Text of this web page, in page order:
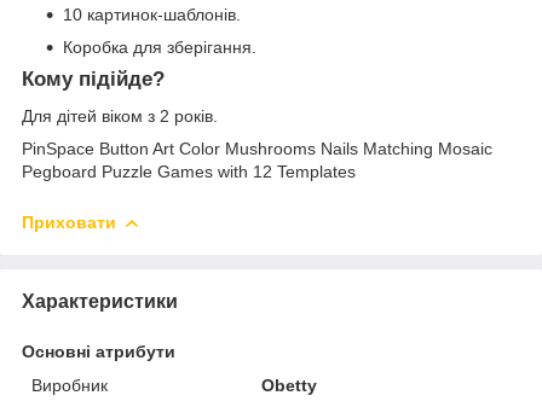
10 картинок-шаблонів.
Коробка для зберігання.
Кому підійде?
Для дітей віком з 2 років.
PinSpace Button Art Color Mushrooms Nails Matching Mosaic
Pegboard Puzzle Games with 12 Templates
Приховати
Характеристики
Основні атрибути
Виробник
Obetty